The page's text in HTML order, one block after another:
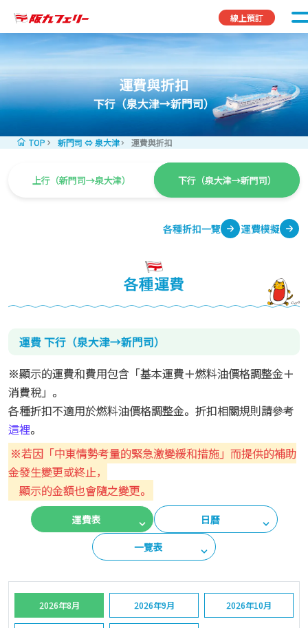
線上預訂
運費與折扣
下行（泉大津→新門司）
TOP 新門司 ⇔ 泉大津 運費與折扣
上行（新門司→泉大津） 下行（泉大津→新門司）
各種折扣一覽 運費模擬
各種運費
運費 下行（泉大津→新門司）
※顯示的運費和費用包含「基本運費＋燃料油價格調整金＋
消費稅」。
各種折扣不適用於燃料油價格調整金。折扣相關規則請參考
這裡。
※若因「中東情勢考量的緊急激變緩和措施」而提供的補助
金發生變更或終止，
顯示的金額也會隨之變更。
運費表
日曆
一覽表
2026年8月 2026年9月 2026年10月